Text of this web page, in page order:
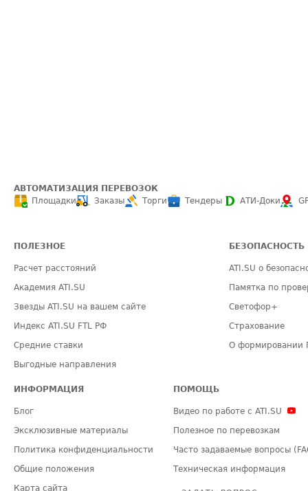
АВТОМАТИЗАЦИЯ ПЕРЕВОЗОК
Площадки
Заказы Торги Тендеры АТИ-Доки
ПОЛЕЗНОЕ
Расчет расстояний
Академия ATI.SU
Звезды ATI.SU на вашем сайте
Индекс ATI.SU FTL РФ
Средние ставки
Выгодные направления
БЕЗОПАСНОСТЬ
ATI.SU о
Памятка по
Светофор+
Страхование
О формировании
ИНФОРМАЦИЯ
Блог
Эксклюзивные материалы
Политика конфиденциальности
Общие положения
Карта сайта
ПОМОЩЬ
Видео по работе с ATI.SU
Полезное по перевозкам
Часто задаваемые вопросы
Техническая информация